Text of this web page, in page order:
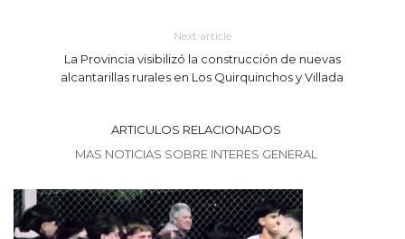
Next article
La Provincia visibilizó la construcción de nuevas
alcantarillas rurales en Los Quirquinchos y Villada
ARTICULOS RELACIONADOS
MAS NOTICIAS SOBRE INTERES GENERAL